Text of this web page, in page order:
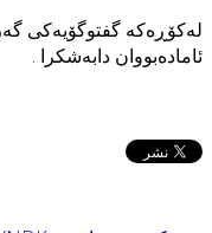
ئاماده‌بووان دابه‌شكرا ‌.